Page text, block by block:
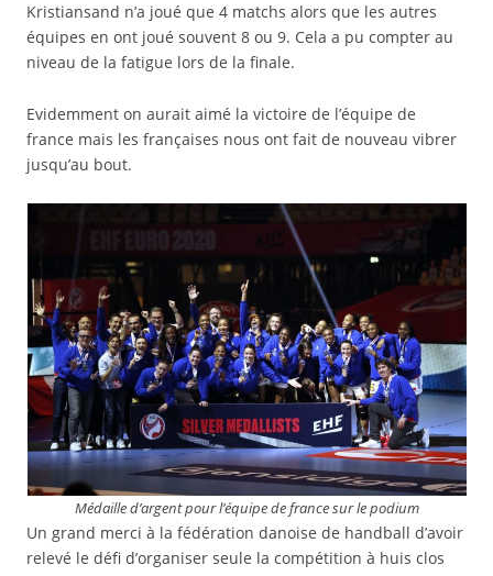
Kristiansand n’a joué que 4 matchs alors que les autres
équipes en ont joué souvent 8 ou 9. Cela a pu compter au
niveau de la fatigue lors de la finale.
Evidemment on aurait aimé la victoire de l’équipe de
france mais les françaises nous ont fait de nouveau vibrer
jusqu’au bout.
Médaille d’argent pour l’équipe de france sur le podium
Un grand merci à la fédération danoise de handball d’avoir
relevé le défi d’organiser seule la compétition à huis clos